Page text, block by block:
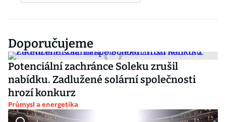
Doporučujeme
Potenciální zachránce Soleku zrušil
nabídku. Zadlužené solární společnosti
hrozí konkurz
Průmysl a energetika